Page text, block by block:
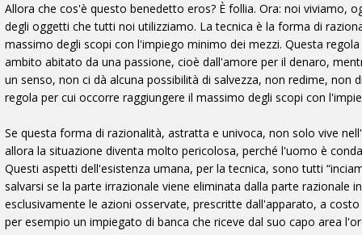
Allora che cos'è questo benedetto eros? È follia. Ora: noi viviamo,
degli oggetti che tutti noi utilizziamo. La tecnica è la forma di
massimo degli scopi con l'impiego minimo dei mezzi. Questa
ambito abitato da una passione, cioè dall'amore per il denaro,
un senso, non ci dà alcuna possibilità di salvezza, non redime,
regola per cui occorre raggiungere il massimo degli scopi con
Se questa forma di razionalità, astratta e univoca, non solo vive
allora la situazione diventa molto pericolosa, perché l'uomo è
Questi aspetti dell'esistenza umana, per la tecnica, sono tutti
salvarsi se la parte irrazionale viene eliminata dalla parte
esclusivamente le azioni osservate, prescritte dall'apparato, a
per esempio un impiegato di banca che riceve dal suo capo area